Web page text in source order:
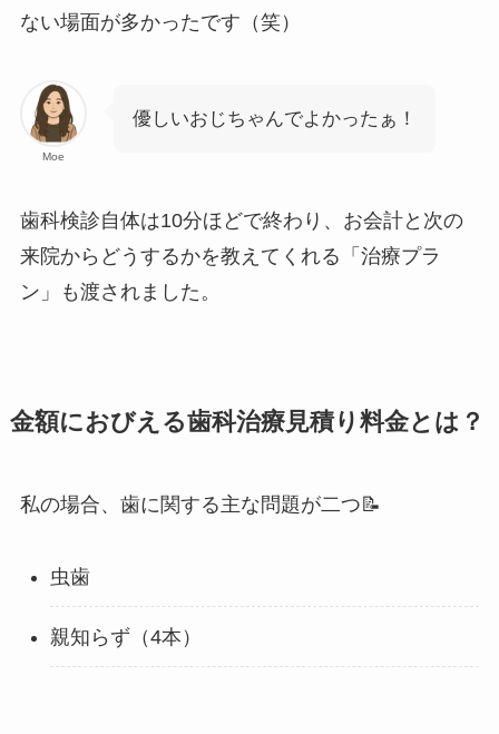
ない場面が多かったです（笑）
Moe
優しいおじちゃんでよかったぁ！
歯科検診自体は10分ほどで終わり、お会計と次の
来院からどうするかを教えてくれる「治療プラ
ン」も渡されました。
金額におびえる歯科治療見積り料金とは？
私の場合、歯に関する主な問題が二つ📝
虫歯
親知らず（4本）